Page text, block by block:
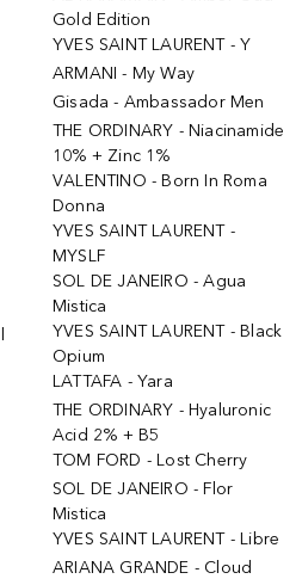
Gold Edition
YVES SAINT LAURENT - Y
ARMANI - My Way
Gisada - Ambassador Men
THE ORDINARY - Niacinamide
10% + Zinc 1%
VALENTINO - Born In Roma
Donna
YVES SAINT LAURENT -
MYSLF
SOL DE JANEIRO - Agua
Mistica
YVES SAINT LAURENT - Black
Opium
LATTAFA - Yara
THE ORDINARY - Hyaluronic
Acid 2% + B5
TOM FORD - Lost Cherry
SOL DE JANEIRO - Flor
Mistica
YVES SAINT LAURENT - Libre
ARIANA GRANDE - Cloud